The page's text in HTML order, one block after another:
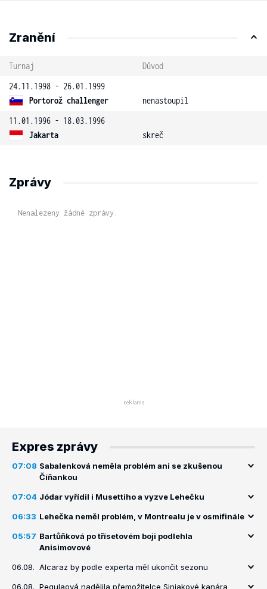
Zranění
Turnaj
Důvod
24.11.1998 - 26.01.1999
Portorož challenger
nenastoupil
11.01.1996 - 18.03.1996
Jakarta
skreč
Zprávy
Nenalezeny žádné zprávy.
Expres zprávy
07:08 Sabalenková neměla problém ani se zkušenou
Číňankou
07:04 Jódar vyřídil i Musettiho a vyzve Lehečku
06:33 Lehečka neměl problém, v Montrealu je v osmifinále
05:57 Bartůňková po třísetovém boji podlehla
Anisimovové
06.08. Alcaraz by podle experta měl ukončit sezonu
06.08. Pegulaová nadělila přemožitelce Siniakové kanára